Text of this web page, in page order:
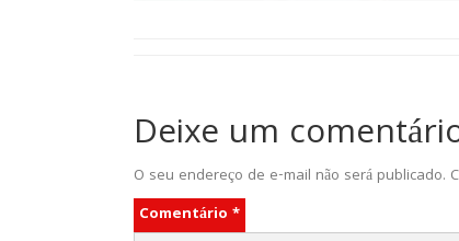
Deixe um
O seu endereço de e-mail não será publicado.
Comentário *